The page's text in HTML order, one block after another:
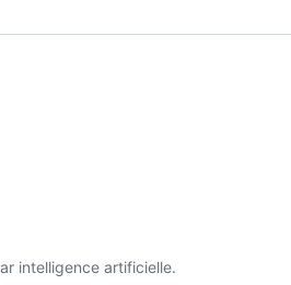
intelligence artificielle.